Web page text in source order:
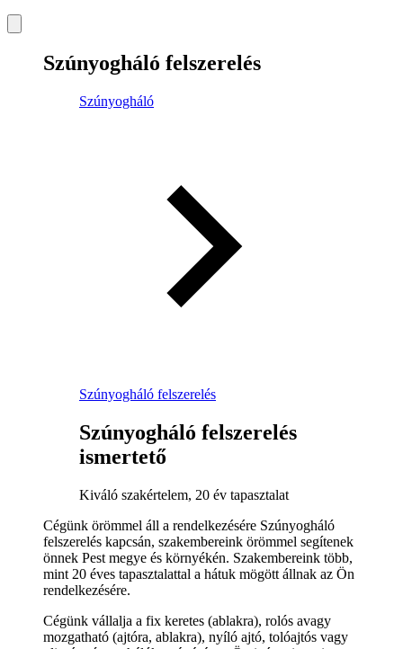
Szúnyogháló felszerelés
Szúnyogháló
Szúnyogháló felszerelés
Szúnyogháló felszerelés
ismertető
Kiváló szakértelem, 20 év tapasztalat
Cégünk örömmel áll a rendelkezésére Szúnyogháló
felszerelés kapcsán, szakembereink örömmel segítenek
önnek Pest megye és környékén. Szakembereink több,
mint 20 éves tapasztalattal a hátuk mögött állnak az Ön
rendelkezésére.
Cégünk vállalja a fix keretes (ablakra), rolós avagy
mozgatható (ajtóra, ablakra), nyíló ajtó, tolóajtós vagy